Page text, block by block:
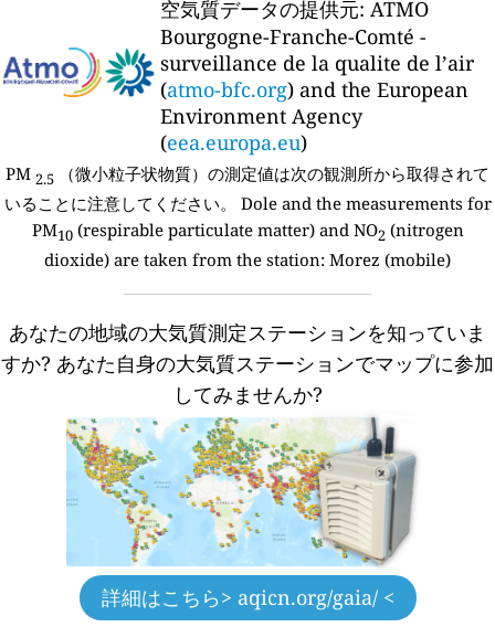
空気質データの提供元: ATMO
Bourgogne-Franche-Comté -
surveillance de la qualite de l’air
(atmo-bfc.org) and the European
Environment Agency
(eea.europa.eu)
PM 2.5 （微小粒子状物質）の測定値は次の観測所から取得されて
いることに注意してください。
Dole and the measurements for
PM10(respirable particulate matter) and NO2 (nitrogen
dioxide) are taken from the station: Morez (mobile)
あなたの地域の大気質測定ステーションを知っていま
すか? あなた自身の大気質ステーションでマップに参加
してみませんか?
詳細はこちら> aqicn.org/gaia/ <